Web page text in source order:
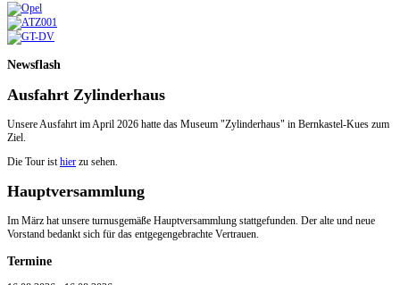
Newsflash
Ausfahrt Zylinderhaus
Unsere Ausfahrt im April 2026 hatte das Museum "Zylinderhaus" in Bernkastel-Kues zum
Ziel.
Die Tour isthier zu sehen.
Hauptversammlung
Im März hat unsere turnusgemäße Hauptversammlung stattgefunden. Der alte und neue
Vorstand bedankt sich für das entgegengebrachte Vertrauen.
Termine